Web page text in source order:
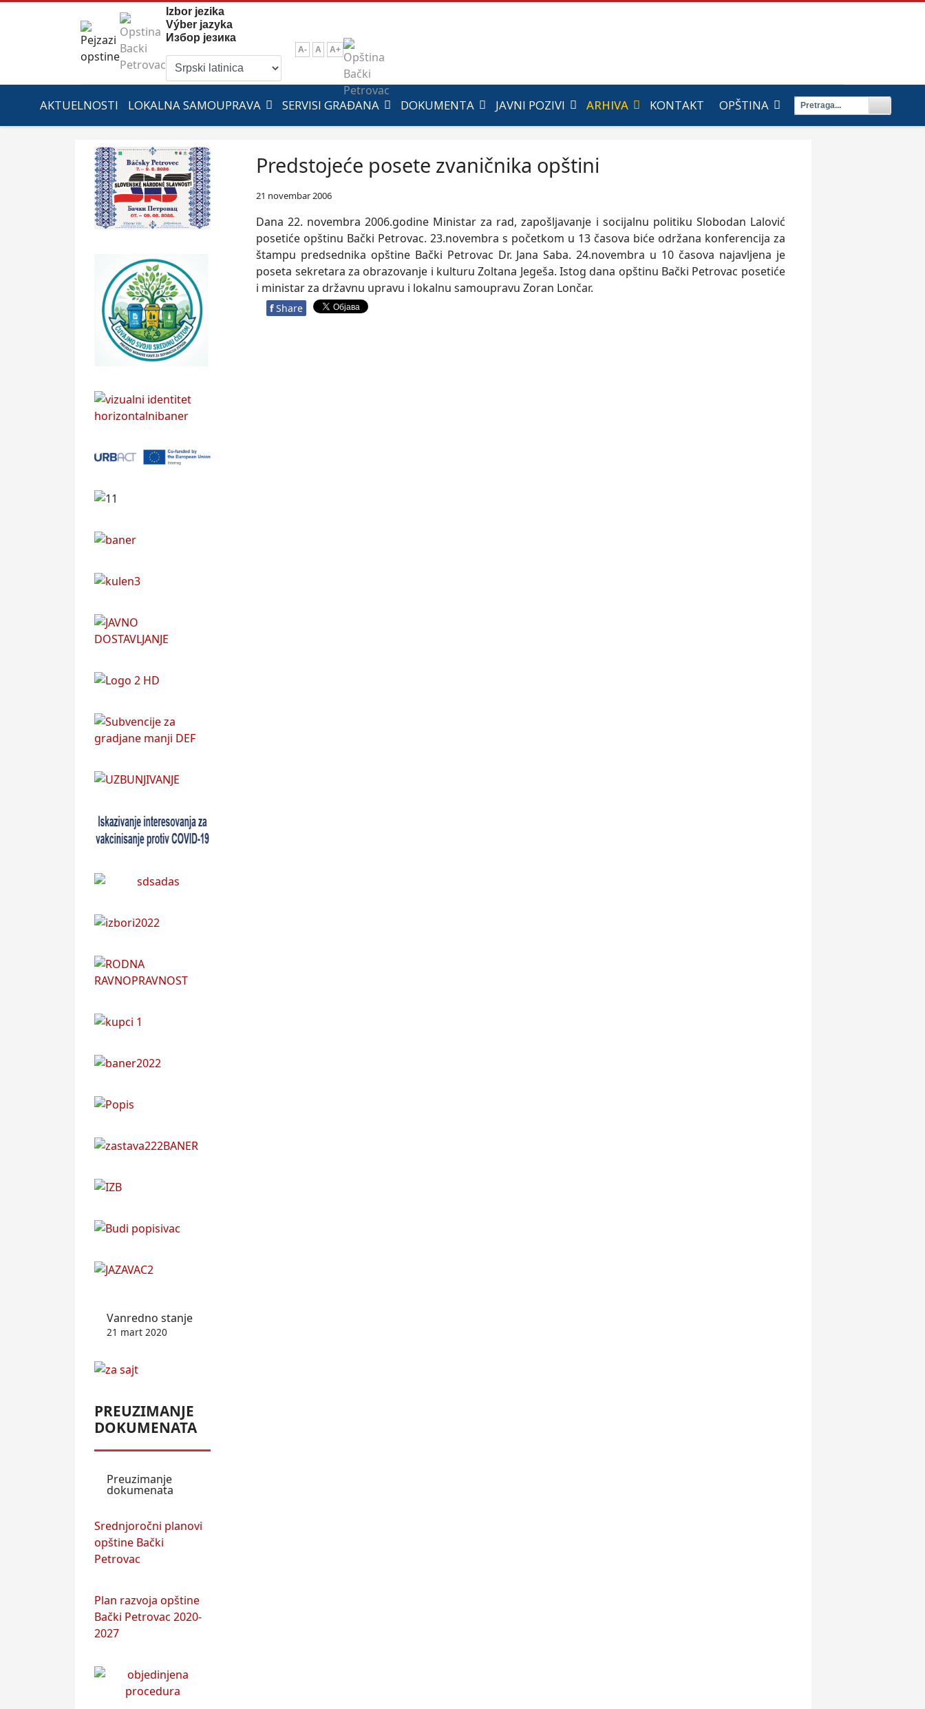
Izbor jezika
Výber jazyka
Избор језика
A- A A+
AKTUELNOSTI LOKALNA SAMOUPRAVA SERVISI GRAĐANA DOKUMENTA JAVNI POZIVI ARHIVA KONTAKT OPŠTINA
Vanredno stanje
21 mart 2020
PREUZIMANJE
DOKUMENATA
Preuzimanje
dokumenata
Srednjoročni planovi
opštine Bački
Petrovac
Plan razvoja opštine
Bački Petrovac 2020-
2027
Predstojeće posete zvaničnika opštini
21 novembar 2006
Dana 22. novembra 2006.godine Ministar za rad, zapošljavanje i socijalnu politiku Slobodan Lalović
posetiće opštinu Bački Petrovac. 23.novembra s početkom u 13 časova biće održana konferencija za
štampu predsednika opštine Bački Petrovac Dr. Jana Saba. 24.novembra u 10 časova najavljena je
poseta sekretara za obrazovanje i kulturu Zoltana Jegeša. Istog dana opštinu Bački Petrovac posetiće
i ministar za državnu upravu i lokalnu samoupravu Zoran Lončar.
f Share